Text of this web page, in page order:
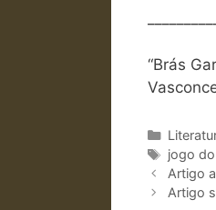
“Brás
jogo
Artigo
Artigo